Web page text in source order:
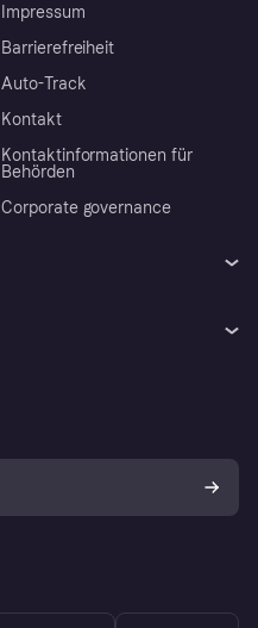
Impressum
Barrierefreiheit
Auto-Track
Kontakt
Kontaktinformationen für
Behörden
Corporate governance